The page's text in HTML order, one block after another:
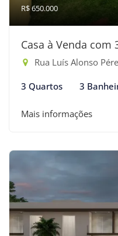
R$ 650.000
Casa à Venda com
Rua Luís Alonso
3 Quartos 3
Mais informações